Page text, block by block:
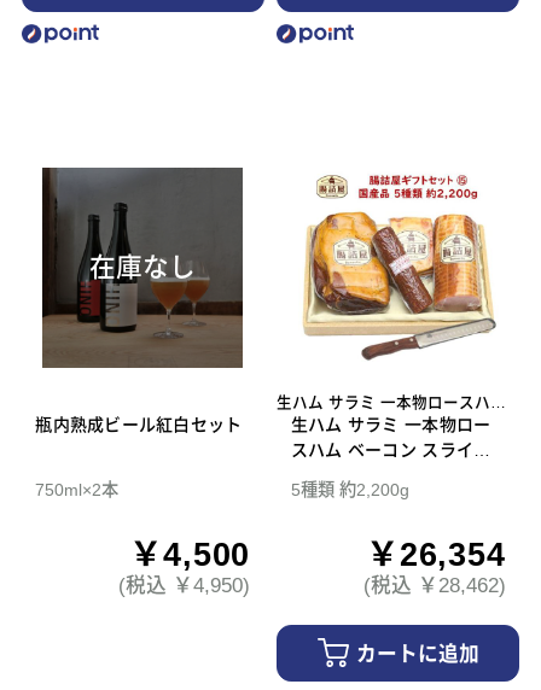
在庫なし
瓶内熟成ビール紅白セット
750ml×2本
￥4,500
(税込 ￥4,950)
生ハム サラミ 一本物ロースハム
ベーコン スライスナイフ
生ハム サラミ 一本物ロー
スハム ベーコン スライス
ト 15
5種類 約2,200g
￥26,354
(税込 ￥28,462)
カートに追加